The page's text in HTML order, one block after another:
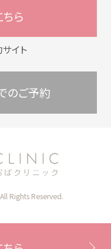
ら
イト
のご予約
Rights Reserved.